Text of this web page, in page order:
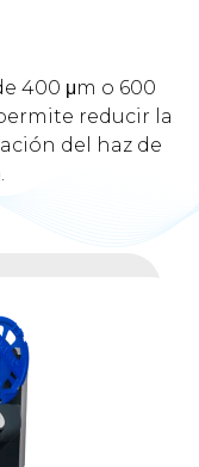
400 μm o 600
reducir la
del haz de